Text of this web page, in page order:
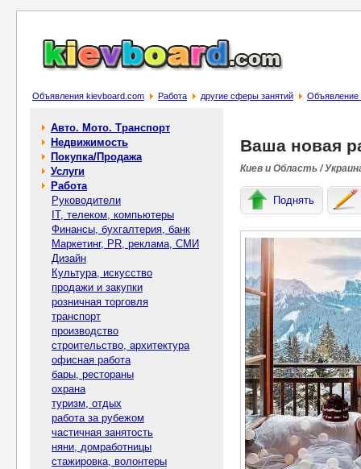
Объявления kievboard.com Работа другие сферы занятий Объявление
Авто. Мото. Транспорт
Недвижимость
Покупка/Продажа
Услуги
Работа
Руководители
IT, телеком, компьютеры
Финансы, бухгалтерия, банк
Маркетинг, PR, реклама, СМИ
Дизайн
Культура, искусство
продажи и закупки
розничная торговля
транспорт
производство
строительство, архитектура
офисная работа
бары, рестораны
охрана
туризм, отдых
работа за рубежом
частичная занятость
няни, домработницы
стажировка, волонтеры
Ваша новая
Киев и Область /
Поднять